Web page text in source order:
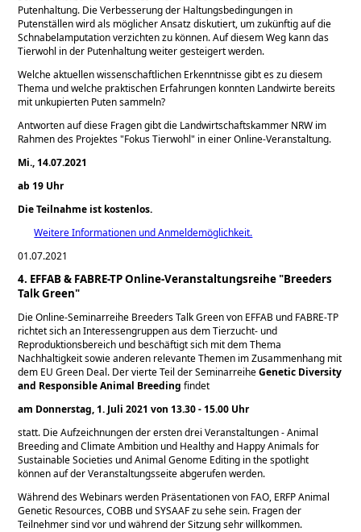
Putenhaltung. Die Verbesserung der Haltungsbedingungen in
Putenställen wird als möglicher Ansatz diskutiert, um zukünftig auf die
Schnabelamputation verzichten zu können. Auf diesem Weg kann das
Tierwohl in der Putenhaltung weiter gesteigert werden.
Welche aktuellen wissenschaftlichen Erkenntnisse gibt es zu diesem
Thema und welche praktischen Erfahrungen konnten Landwirte bereits
mit unkupierten Puten sammeln?
Antworten auf diese Fragen gibt die Landwirtschaftskammer NRW im
Rahmen des Projektes Fokus Tierwohl in einer Online-Veranstaltung.
Mi., 14.07.2021
ab 19 Uhr
Die Teilnahme ist kostenlos.
Weitere Informationen und Anmeldemöglichkeit.
01.07.2021
4. EFFAB & FABRE-TP Online-Veranstaltungsreihe "Breeders
Talk Green"
Die Online-Seminarreihe Breeders Talk Green von EFFAB und FABRE-TP
richtet sich an Interessengruppen aus dem Tierzucht- und
Reproduktionsbereich und beschäftigt sich mit dem Thema
Nachhaltigkeit sowie anderen relevante Themen im Zusammenhang mit
dem EU Green Deal. Der vierte Teil der SeminarreiheGenetic Diversity
and Responsible Animal Breeding findet
am Donnerstag, 1. Juli 2021 von 13.30 - 15.00 Uhr
statt. Die Aufzeichnungen der ersten drei Veranstaltungen - Animal
Breeding and Climate Ambition und Healthy and Happy Animals for
Sustainable Societies und Animal Genome Editing in the spotlight
können auf der Veranstaltungsseite abgerufen werden.
Während des Webinars werden Präsentationen von FAO, ERFP Animal
Genetic Resources, COBB und SYSAAF zu sehe sein. Fragen der
Teilnehmer sind vor und während der Sitzung sehr willkommen.